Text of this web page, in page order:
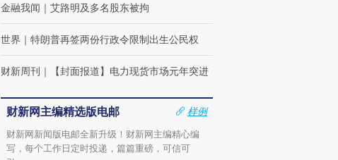
金融我闻 ｜ 艾路明及多名股东被拘
世界 ｜ 特朗普再签两份行政令限制出生公民权
财新周刊 ｜ 【封面报道】电力现货市场元年突进
财新网主编精选版电邮
样例
财新网新闻版电邮全新升级！财新网主编精心编
写，每个工作日定时投递，篇篇重磅，可信可